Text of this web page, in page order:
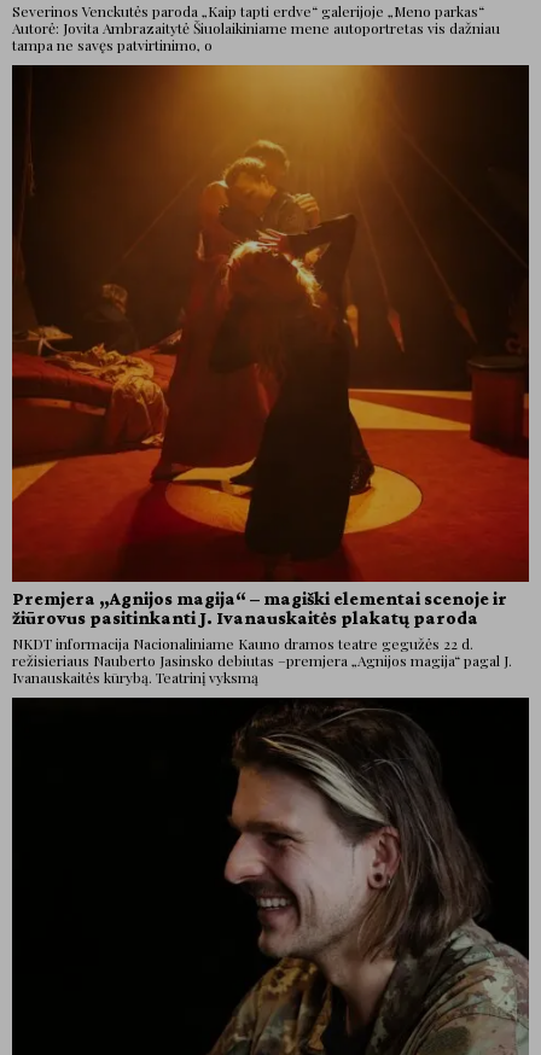
Severinos Venckutės paroda „Kaip tapti erdve“ galerijoje „Meno parkas“
Autorė: Jovita Ambrazaitytė Šiuolaikiniame mene autoportretas vis dažniau
tampa ne savęs patvirtinimo, o
Premjera „Agnijos magija“ – magiški elementai scenoje ir
žiūrovus pasitinkanti J. Ivanauskaitės plakatų paroda
NKDT informacija Nacionaliniame Kauno dramos teatre gegužės 22 d.
režisieriaus Nauberto Jasinsko debiutas –premjera „Agnijos magija“ pagal J.
Ivanauskaitės kūrybą. Teatrinį vyksmą